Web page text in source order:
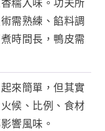
需熟練、餡料調
時間長，鴨皮需
來簡單，但其實
候、比例、食材
響風味。